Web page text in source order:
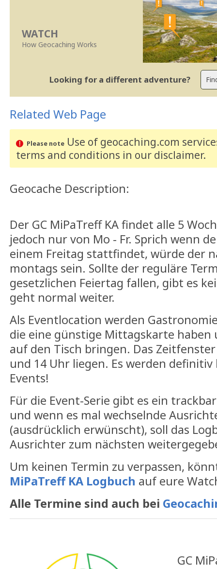
WATCH
How Geocaching Works
Looking for a different adventure?
Related Web Page
Please noteUse of geocaching.com
terms and conditions in our disclaimer.
Geocache Description:
Der GC MiPaTreff KA findet alle 5
jedoch nur von Mo - Fr. Sprich wenn
einem Freitag stattfindet, würde der
montags sein. Sollte der reguläre
gesetzlichen Feiertag fallen, gibt es
geht normal weiter.
Als Eventlocation werden
die eine günstige Mittagskarte haben
auf den Tisch bringen. Das
und 14 Uhr liegen. Es werden
Events!
Für die Event-Serie gibt es ein
und wenn es mal wechselnde
(ausdrücklich erwünscht), soll das
Ausrichter zum nächsten
Um keinen Termin zu verpassen,
MiPaTreff KA Logbuch auf eure
Alle Termine sind auch bei
GC